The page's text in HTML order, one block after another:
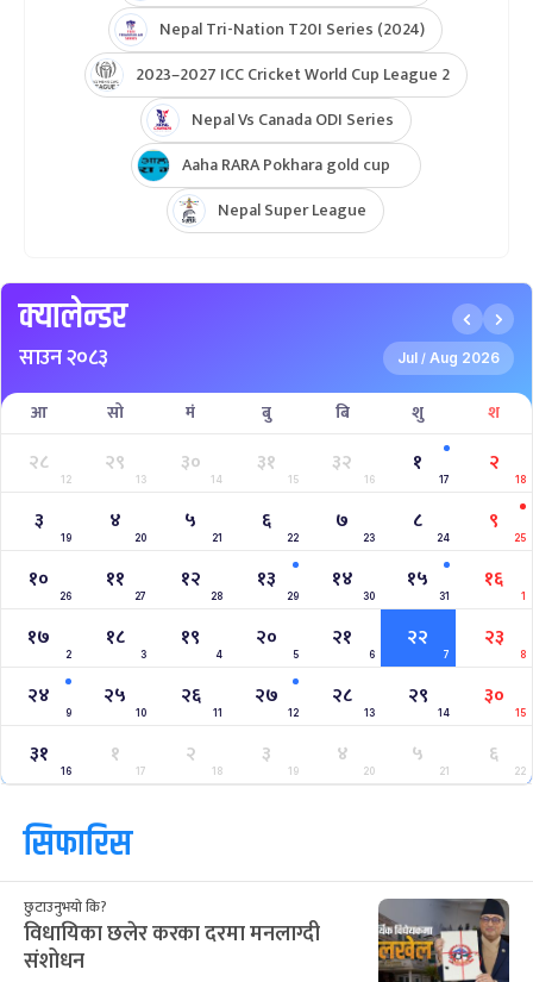
Nepal Tri-Nation T20I Series (2024)
2023–2027 ICC Cricket World Cup League 2
Nepal Vs Canada ODI Series
Aaha RARA Pokhara gold cup
Nepal Super League
क्यालेन्डर
साउन २०८३ Jul / Aug 2026
आ सो मं बु बि शु श
२८
12
२९
13
३०
14
३१
15
३२
16
१
17
२
18
३
19
४
20
५
21
६
22
७
23
८
24
९
25
१०
26
११
27
१२
28
१३
29
१४
30
१५
31
१६
1
१७
2
१८
3
१९
4
२०
5
२१
6
२२
7
२३
8
२४
9
२५
10
२६
11
२७
12
२८
13
२९
14
३०
15
३१
16
१
17
२
18
३
19
४
20
५
21
६
22
सिफारिस
छुटाउनुभयो कि?
विधायिका छलेर करका दरमा मनलाग्दी
संशोधन